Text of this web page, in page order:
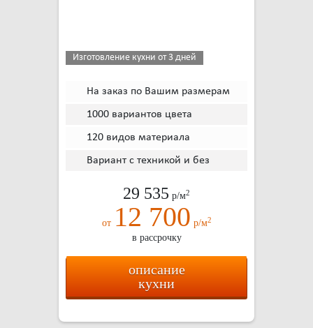
Изготовление кухни от 3 дней
На заказ по Вашим размерам
1000 вариантов цвета
120 видов материала
Вариант с техникой и без
29 535 р/м2
от 12 700 р/м2
в рассрочку
описание
кухни